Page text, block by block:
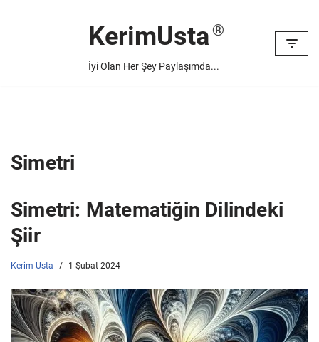
KerimUsta
İyi Olan Her Şey Paylaşımda...
Simetri
Simetri: Matematiğin Dilindeki
Şiir
Kerim Usta 1 Şubat 2024